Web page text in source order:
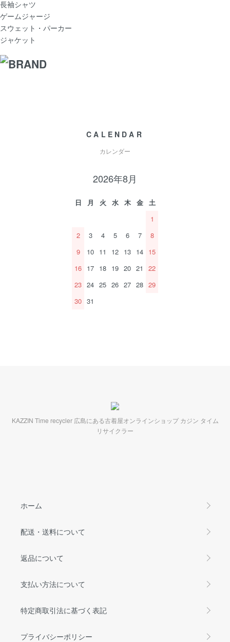
長袖シャツ
ゲームジャージ
スウェット・パーカー
ジャケット
CALENDAR
カレンダー
2026年8月
日 月 火 水 木 金
土
1
2
3 4 5 6 7
8
9
10 11 12 13 14 15
16 17 18 19 20 21
22
23 24 25 26 27 28 29
30 31
KAZZIN Time recycler 広島にある古着屋オンラインショップ カジン タイム
リサイクラー
ホーム
配送・送料について
返品について
支払い方法について
特定商取引法に基づく表記
プライバシーポリシー